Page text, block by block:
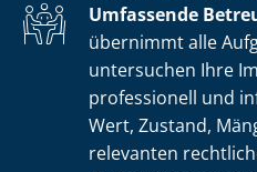
Umfassende
übernimmt alle
untersuchen Ihre
professionell und
Wert, Zustand,
relevanten